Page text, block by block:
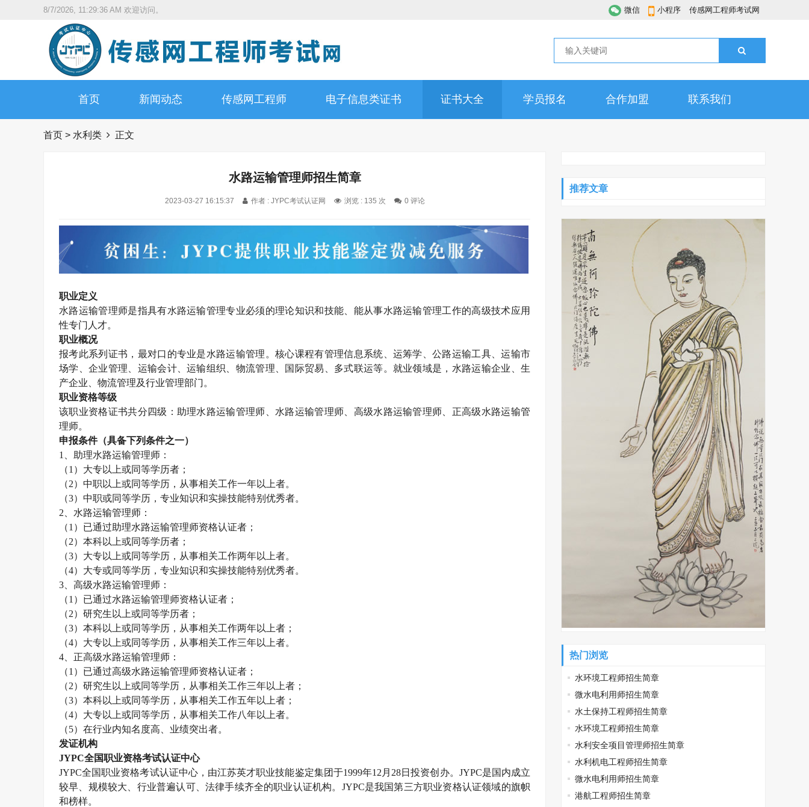
8/7/2026, 11:29:38 AM 欢迎访问。 微信 小程序 传感网工程师考试网
首页 新闻动态 传感网工程师 电子信息类证书 证书大全 学员报名 合作加盟 联系我们
首页 > 水利类 正文
水路运输管理师招生简章
2023-03-27 16:15:37 作者 : JYPC考试认证网 浏览 : 135 次 0 评论
职业定义
水路运输管理师是指具有水路运输管理专业必须的理论知识和技能、能从事水路运输管理工作的高级技术应用
性专门人才。
职业概况
报考此系列证书，最对口的专业是水路运输管理。核心课程有管理信息系统、运筹学、公路运输工具、运输市
场学、企业管理、运输会计、运输组织、物流管理、国际贸易、多式联运等。就业领域是，水路运输企业、生
产企业、物流管理及行业管理部门。
职业资格等级
该职业资格证书共分四级：助理水路运输管理师、水路运输管理师、高级水路运输管理师、正高级水路运输管
理师。
申报条件（具备下列条件之一）
1
、助理水路运输管理师：
（1 ）大专以上或同等学历者；
（2）中职以上或同等学历，从事相关工作一年以上者。
（3）中职或同等学历，专业知识和实操技能特别优秀者。
2 、水路运输管理师：
（1 ）已通过助理水路运输管理师资格认证者；
（2）本科以上或同等学历者；
（3）大专以上或同等学历，从事相关工作两年以上者。
（4）大专或同等学历，专业知识和实操技能特别优秀者。
3 、高级水路运输管理师：
（1 ）已通过水路运输管理师资格认证者；
（2）研究生以上或同等学历者；
（3）本科以上或同等学历，从事相关工作两年以上者；
（4）大专以上或同等学历，从事相关工作三年以上者。
4 、正高级水路运输管理师：
（1 ）已通过高级水路运输管理师资格认证者；
（2）研究生以上或同等学历，从事相关工作三年以上者；
（3）本科以上或同等学历，从事相关工作五年以上者；
（4）大专以上或同等学历，从事相关工作八年以上者。
（5）在行业内知名度高、业绩突出者。
发证机构
JYPC全国职业资格考试认证中心
JYPC全国职业资格考试认证中心，由江苏英才职业技能鉴定集团于1999年12 月 28日投资创办。 JYPC是国内成立
较早、规模较大、行业普遍认可、法律手续齐全的职业认证机构。 JYPC是我国第三方职业资格认证领域的旗帜
和榜样。
推荐文章
热门浏览
水环境工程师招生简章
微水电利用师招生简章
水土保持工程师招生简章
水环境工程师招生简章
水利安全项目管理师招生简章
水利机电工程师招生简章
微水电利用师招生简章
港航工程师招生简章